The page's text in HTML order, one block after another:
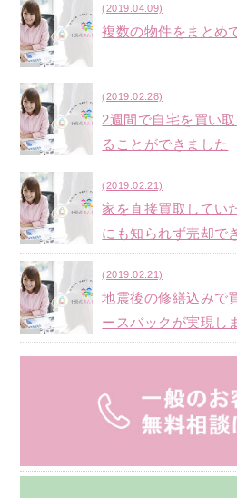
(2019.04.09)
複数の物件をまとめ
(2019.02.28)
2週間で自宅を買い
ることができました
(2019.02.21)
家を直接買取してい
にも知られず売却で
(2019.02.21)
地震後の修繕込みで
ースバックが実現し